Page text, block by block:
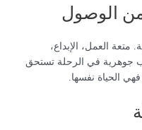
من الوصول
العمل، الإبداع،
جوهرية في الرحلة تستحق
الحياة نفسها.